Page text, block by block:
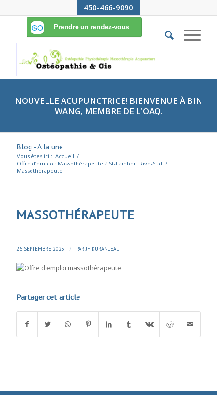
450-466-9090
NOUVELLE ACUPUNCTRICE! BIENVENUE À BIN
WANG, MEMBRE DE L'OAQ.
Blog - A la une
Vous êtes ici : Accueil /
Offre d’emploi: Massothérapeute à St-Lambert Rive-Sud /
Massothérapeute
MASSOTHÉRAPEUTE
26 SEPTEMBRE 2025 / PAR JF DURANLEAU
Partager cet article